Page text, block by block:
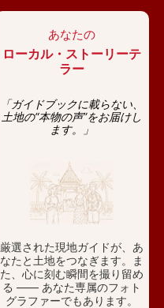
あなたの
ローカル・ストーリーテ
ラー
「ガイドブックに載らない、
土地の“本物の声”をお届けし
ます。」
厳選された現地ガイドが、あ
なたと土地をつなぎます。ま
た、心に刻む瞬間を撮り留め
る —— あなた専属のフォト
グラファーでもあります。